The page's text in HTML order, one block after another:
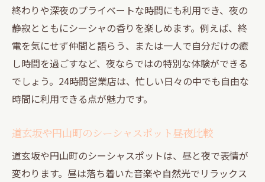
終わりや深夜のプライベートな時間にも利用でき、夜の
静寂とともにシーシャの香りを楽しめます。例えば、終
電を気にせず仲間と語らう、または一人で自分だけの癒
し時間を過ごすなど、夜ならではの特別な体験ができる
でしょう。24時間営業店は、忙しい日々の中でも自由な
時間に利用できる点が魅力です。
道玄坂や円山町のシーシャスポット昼夜比較
道玄坂や円山町のシーシャスポットは、昼と夜で表情が
変わります。昼は落ち着いた音楽や自然光でリラックス